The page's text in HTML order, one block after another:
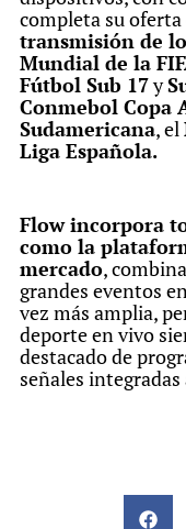
completa su
transmisión de
Mundial de la
Fútbol Sub 17y
Conmebol Copa
Sudamericana, el
Liga Española.
Flow incorpora
como la
mercado,
grandes eventos
vez más amplia,
deporte en vivo
destacado de
señales